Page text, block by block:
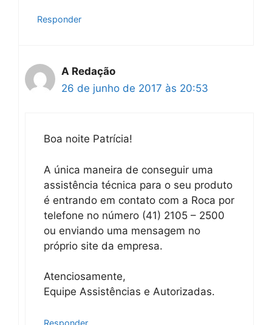
Responder
A Redação
26 de junho de 2017 às 20:53
Boa noite Patrícia!
A única maneira de conseguir uma
assistência técnica para o seu produto
é entrando em contato com a Roca por
telefone no número (41) 2105 – 2500
ou enviando uma mensagem no
próprio site da empresa.
Atenciosamente,
Equipe Assistências e Autorizadas.
Responder